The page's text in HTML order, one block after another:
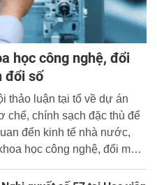
học công nghệ, đổi
đổi số
thảo luận tại tổ về dự án
chế, chính sạch đặc thù để
đến kinh tế nhà nước,
học công nghệ, đổi mới